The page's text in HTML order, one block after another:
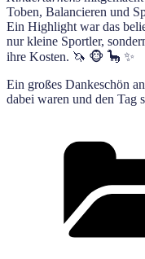
Toben, Balancieren und
Ein Highlight war das
nur kleine Sportler,
ihre Kosten. 🦄 🐵 🦕 ✨
Ein großes Dankeschön
dabei waren und den Tag